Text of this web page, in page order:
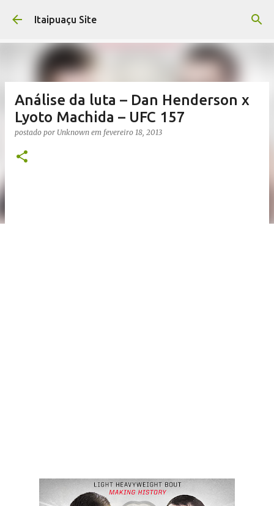
Pular para o conteúdo principal
Itaipuaçu Site
Análise da luta – Dan Henderson x
Lyoto Machida – UFC 157
postado por Unknown em fevereiro 18, 2013